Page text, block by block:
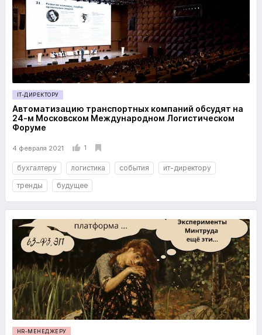
IT-ДИРЕКТОРУ
Автоматизацию транспортных компаний обсудят на
24-м Московском Международном Логистическом
Форуме
4 февраля 2021 1
бухгалтеру логистика события
ит-директору
тренды
будущее
HR-МЕНЕДЖЕРУ